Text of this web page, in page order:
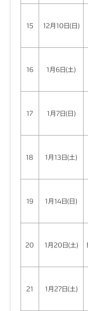
15 12月10日(日)
16 1月6日(土)
17 1月7日(日)
18 1月13日(土)
19 1月14日(日)
20 1月20日(土)
21 1月27日(土)